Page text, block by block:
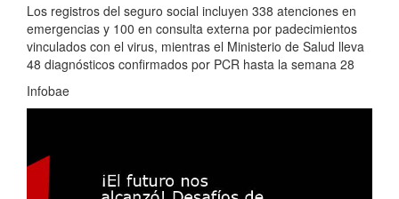
Los registros del seguro social incluyen 338 atenciones en
emergencias y 100 en consulta externa por padecimientos
vinculados con el virus, mientras el Ministerio de Salud lleva
48 diagnósticos confirmados por PCR hasta la semana 28
Infobae